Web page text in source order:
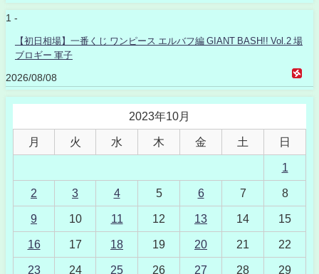
1 -
【初日相場】一番くじ ワンピース エルバフ編 GIANT BASH!! Vol.2 場
ブロギー 軍子
2026/08/08
2023年10月
月 火 水 木 金 土 日
1
2 3 4 5 6 7 8
9 10 11 12 13 14 15
16 17 18 19 20 21 22
23 24 25 26 27 28 29